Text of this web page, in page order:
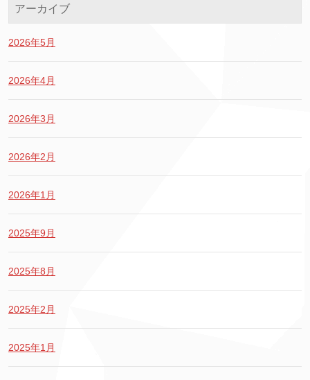
アーカイブ
2026年5月
2026年4月
2026年3月
2026年2月
2026年1月
2025年9月
2025年8月
2025年2月
2025年1月